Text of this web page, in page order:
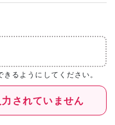
るようにしてください。
されていません